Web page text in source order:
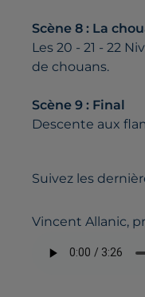
Scène 8 : La
Les 20 - 21 - 22
de chouans.
Scène 9 : Final
Descente aux
Suivez les
Vincent Allanic,